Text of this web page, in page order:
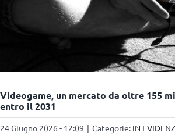
Videogame, un mercato da oltre 155
entro il 2031
24 Giugno 2026 - 12:09 | Categorie: IN